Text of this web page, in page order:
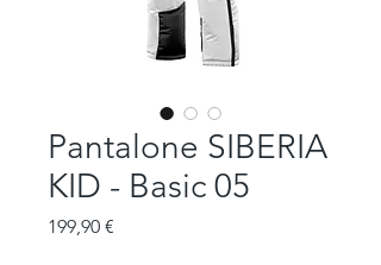
Pantalone SIBERIA
KID - Basic 05
199,90 €